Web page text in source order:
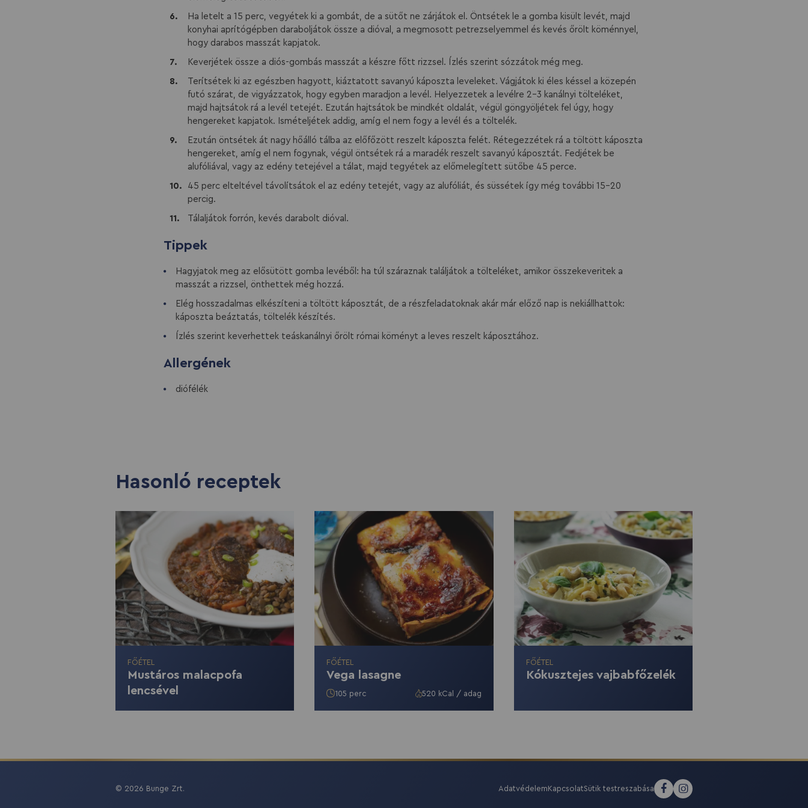
Ha letelt a 15 perc, vegyétek ki a gombát, de a sütőt ne zárjátok el. Öntsétek le a gomba kisült levét, majd
konyhai aprítógépben daraboljátok össze a dióval, a megmosott petrezselyemmel és kevés őrölt köménnyel,
hogy darabos masszát kapjatok.
Keverjétek össze a diós-gombás masszát a készre főtt rizzsel. Ízlés szerint sózzátok még meg.
Terítsétek ki az egészben hagyott, kiáztatott savanyú káposzta leveleket. Vágjátok ki éles késsel a közepén
futó szárat, de vigyázzatok, hogy egyben maradjon a levél. Helyezzetek a levélre 2-3 kanálnyi tölteléket,
majd hajtsátok rá a levél tetejét. Ezután hajtsátok be mindkét oldalát, végül göngyöljétek fel úgy, hogy
hengereket kapjatok. Ismételjétek addig, amíg el nem fogy a levél és a töltelék.
Ezután öntsétek át nagy hőálló tálba az előfőzött reszelt káposzta felét. Rétegezzétek rá a töltött káposzta
hengereket, amíg el nem fogynak, végül öntsétek rá a maradék reszelt savanyú káposztát. Fedjétek be
alufóliával, vagy az edény tetejével a tálat, majd tegyétek az előmelegített sütőbe 45 perce.
45 perc elteltével távolítsátok el az edény tetejét, vagy az alufóliát, és süssétek így még további 15-20
percig.
Tálaljátok forrón, kevés darabolt dióval.
Tippek
Hagyjatok meg az elősütött gomba levéből: ha túl száraznak találjátok a tölteléket, amikor összekeveritek a
masszát a rizzsel, önthettek még hozzá.
Elég hosszadalmas elkészíteni a töltött káposztát, de a részfeladatoknak akár már előző nap is nekiállhattok:
káposzta beáztatás, töltelék készítés.
Ízlés szerint keverhettek teáskanálnyi őrölt római köményt a leves reszelt káposztához.
Allergének
diófélék
Hasonló receptek
FŐÉTEL
Mustáros malacpofa
lencsével
FŐÉTEL
Vega lasagne
105 perc 520 kCal / adag
FŐÉTEL
Kókusztejes vajbabfőzelék
© 2026 Bunge Zrt. AdatvédelemKapcsolatSütik testreszabása